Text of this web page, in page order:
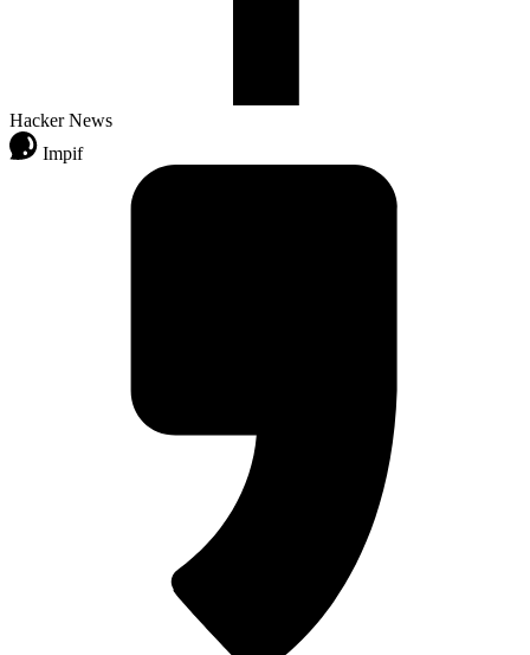
Hacker News
Impif